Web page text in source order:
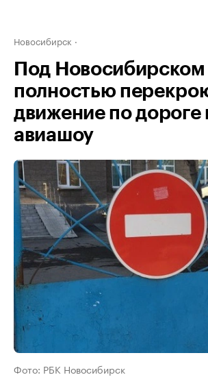
Новосибирск
Под Новосибирском
полностью
движение по дороге
авиашоу
Фото: РБК Новосибирск